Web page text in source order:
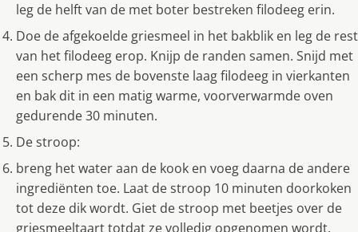
leg de helft van de met boter bestreken filodeeg erin.
Doe de afgekoelde griesmeel in het bakblik en leg de rest
van het filodeeg erop. Knijp de randen samen. Snijd met
een scherp mes de bovenste laag filodeeg in vierkanten
en bak dit in een matig warme, voorverwarmde oven
gedurende 30 minuten.
De stroop:
breng het water aan de kook en voeg daarna de andere
ingrediënten toe. Laat de stroop 10 minuten doorkoken
tot deze dik wordt. Giet de stroop met beetjes over de
griesmeeltaart totdat ze volledig opgenomen wordt.